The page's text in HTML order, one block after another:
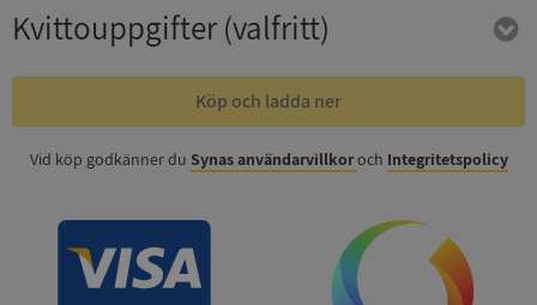
Kvittouppgifter(valfritt)
Köp och ladda ner
Vid köp godkänner du Synas användarvillkoroch Integritetspolicy